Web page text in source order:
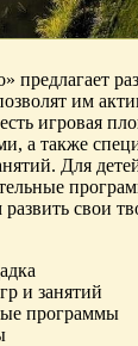
предлагает
им
игровая
а также
Для
свои
и занятий
программы